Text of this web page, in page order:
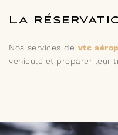
La
Nos services de vtc
véhicule et préparer leur